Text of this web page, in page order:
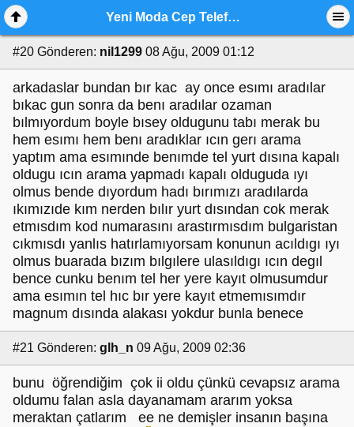
Yeni Moda Cep Telefonu Dolandırıcılığı
#20 Gönderen: nil1299 08 Ağu, 2009 01:12
arkadaslar bundan bır kac ay once esımı aradılar
bıkac gun sonra da benı aradılar ozaman
bılmıyordum boyle bısey oldugunu tabı merak bu
hem esımı hem benı aradıklar ıcın gerı arama
yaptım ama esımınde benımde tel yurt dısına kapalı
oldugu ıcın arama yapmadı kapalı olduguda ıyı
olmus bende dıyordum hadı bırımızı aradılarda
ıkımızıde kım nerden bılır yurt dısından cok merak
etmısdım kod numarasını arastırmısdım bulgaristan
cıkmısdı yanlıs hatırlamıyorsam konunun acıldıgı ıyı
olmus buarada bızım bılgılere ulasıldıgı ıcın degıl
bence cunku benım tel her yere kayıt olmusumdur
ama esımın tel hıc bır yere kayıt etmemısımdır
magnum dısında alakası yokdur bunla benece
#21 Gönderen: glh_n 09 Ağu, 2009 02:36
bunu öğrendiğim çok ii oldu çünkü cevapsız arama
oldumu falan asla dayanamam ararım yoksa
meraktan çatlarım ee ne demişler insanın başına